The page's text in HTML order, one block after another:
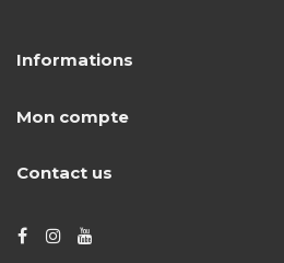
Informations
Mon compte
Contact us